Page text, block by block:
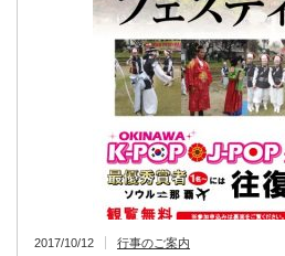
2017/10/12 行事のご案内